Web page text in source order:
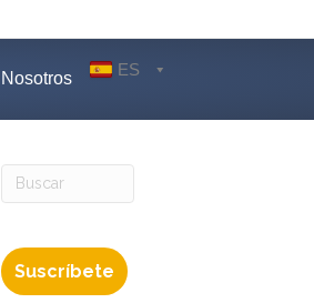
Nosotros ES
Suscríbete